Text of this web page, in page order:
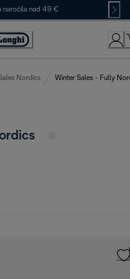
naročila nad 49 €
Nordics Winter Sales - Fully